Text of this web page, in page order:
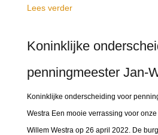
Lees verder
Koninklijke
penningmeester Jan-
Koninklijke onderscheiding voor
Westra Een mooie verrassing voor
Willem Westra op 26 april 2022. De